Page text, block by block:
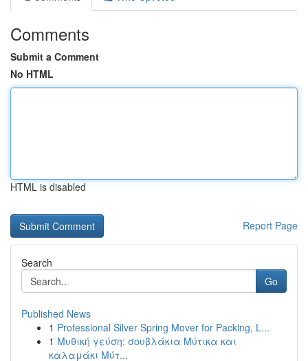
Comments
Submit a Comment
No HTML
HTML is disabled
Report Page
Search
Go
Published News
1 Professional Silver Spring Mover for Packing, L...
1 Μυθική γεύση: σουβλάκια Μύτικα και
καλαμάκι Μύτ...